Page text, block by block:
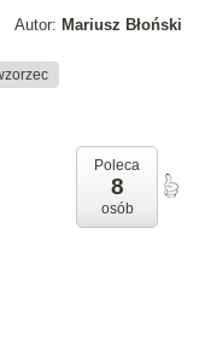
Autor: Mariusz Błoński
Poleca
8
osób